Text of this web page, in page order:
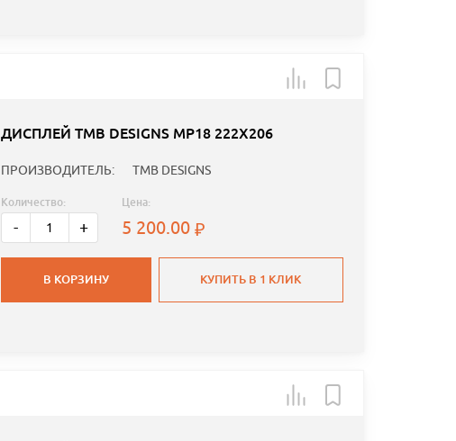
ДИСПЛЕЙ TMB DESIGNS MP18 222Х206
ПРОИЗВОДИТЕЛЬ: TMB DESIGNS
Количество:
- +
Цена:
5 200.00
В КОРЗИНУ КУПИТЬ В 1 КЛИК